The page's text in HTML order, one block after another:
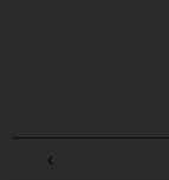
‹